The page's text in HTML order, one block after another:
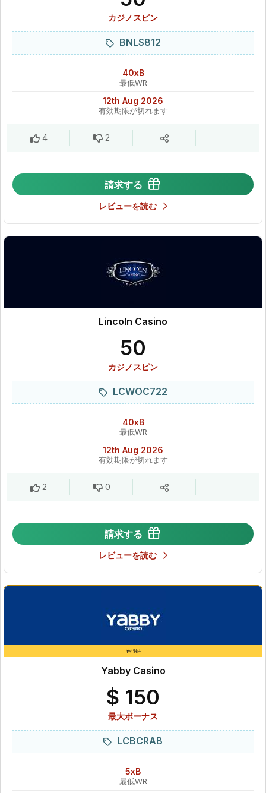
カジノスピン
BNLS812
40xB
最低WR
12th Aug 2026
有効期限が切れます
4 2
請求する
レビューを読む
Lincoln Casino
50
カジノスピン
LCWOC722
40xB
最低WR
12th Aug 2026
有効期限が切れます
2 0
請求する
レビューを読む
独占
Yabby Casino
$ 150
最大ボーナス
LCBCRAB
5xB
最低WR